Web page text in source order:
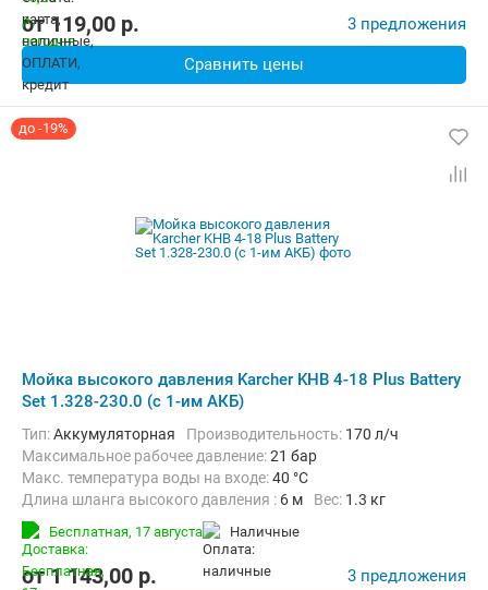
от119,00 p. 3 предложения
Сравнить цены
до -19%
Мойка высокого давления Karcher KHB 4-18 Plus Battery
Set 1.328-230.0 (с 1-им АКБ)
Тип:Аккумуляторная Производительность: 170 л/ч
Максимальное рабочее давление:21 бар
Макс. температура воды на входе:40 °C
Длина шланга высокого давления : 6 м Вес: 1.3 кг
Бесплатная, 17 августа наличные
от1 143,00 p. 3 предложения